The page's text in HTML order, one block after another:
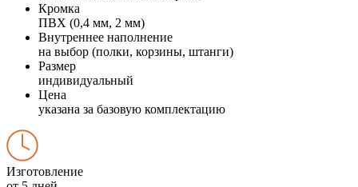
Кромка
ПВХ (0,4 мм, 2 мм)
Внутреннее наполнение
на выбор (полки, корзины, штанги)
Размер
индивидуальный
Цена
указана за базовую комплектацию
Изготовление